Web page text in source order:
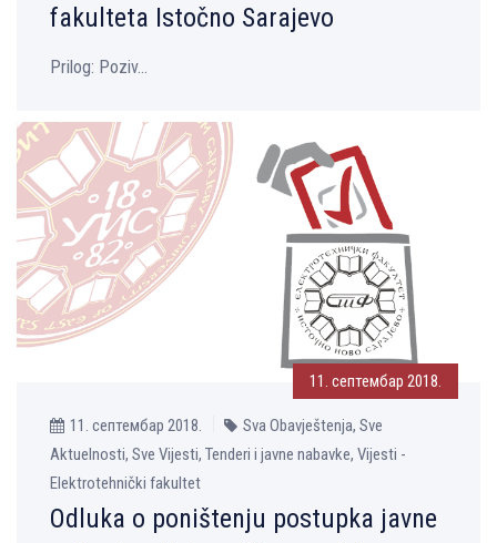
fakulteta Istočno Sarajevo
Prilog: Poziv...
11. септембар 2018.
11. септембар 2018.
Sva Obavještenja, Sve
Aktuelnosti, Sve Vijesti, Tenderi i javne nabavke, Vijesti -
Elektrotehnički fakultet
Odluka o poništenju postupka javne